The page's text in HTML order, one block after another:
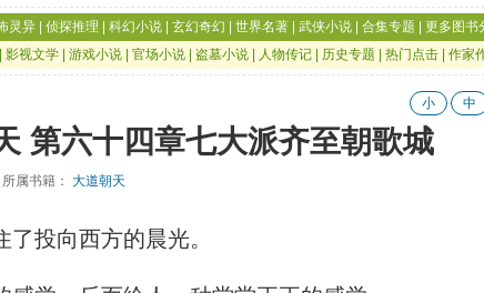
灵异 侦探推理 科幻小说 玄幻奇幻 世界名著 武侠小说 合集专题
更多图书
影视文学 游戏小说 官场小说 盗墓小说 人物传记 历史专题 热门点击 作家
小 中
第六十四章七大派齐至朝歌城
所属书籍： 大道朝天
投向西方的晨光。